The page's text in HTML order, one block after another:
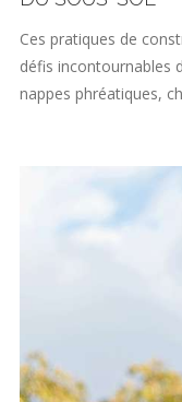
Ces pratiques de
défis incontournables
nappes phréatiques,